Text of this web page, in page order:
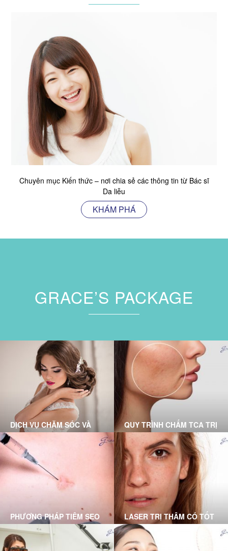
Chuyên mục Kiến thức – nơi chia sẻ các thông tin từ Bác sĩ
Da liễu
KHÁM PHÁ
GRACE’S PACKAGE
DỊCH VỤ CHĂM SÓC VÀ
ĐIỀU TRỊ TẠI PHÒNG
KHÁM DA LIỄU GRACE
SKINCARE CLINIC
QUY TRÌNH CHẤM TCA TRỊ
SẸO RỖ CHUẨN Y KHOA
TẠI GRACE SKINCARE
CLINIC
PHƯƠNG PHÁP TIÊM SẸO
LỒI DO BÁC SĨ DA LIỄU
THỰC HIỆN
LASER TRỊ THÂM CÓ TỐT
KHÔNG? DƯỚI ĐÂY LÀ
LỜI GIẢI ĐÁP DÀNH CHO
BẠN